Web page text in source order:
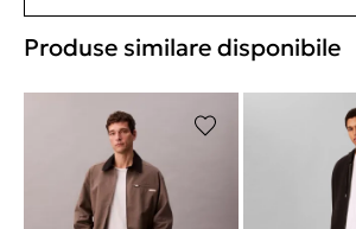
Produse similare disponibile